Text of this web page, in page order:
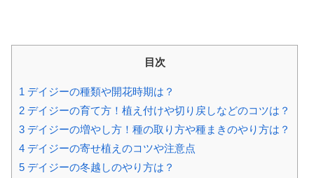
目次
1 デイジーの種類や開花時期は？
2 デイジーの育て方！植え付けや切り戻しなどのコツは？
3 デイジーの増やし方！種の取り方や種まきのやり方は？
4 デイジーの寄せ植えのコツや注意点
5 デイジーの冬越しのやり方は？